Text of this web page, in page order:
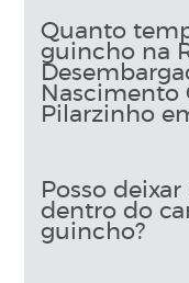
Quanto
guincho na
Nascimento
Pilarzinho
Posso
dentro do
guincho?